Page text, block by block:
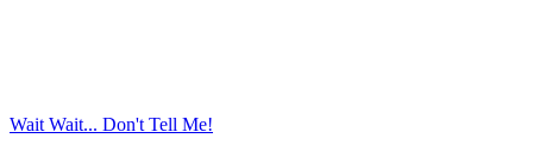
Wait Wait... Don't Tell Me!